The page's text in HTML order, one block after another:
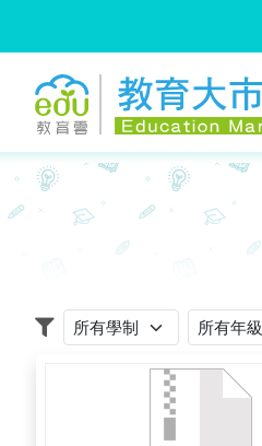
適用學制 適用年級